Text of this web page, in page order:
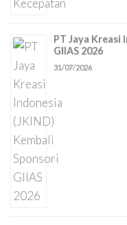
PT Jaya Kreasi
GIIAS 2026
31/07/2026